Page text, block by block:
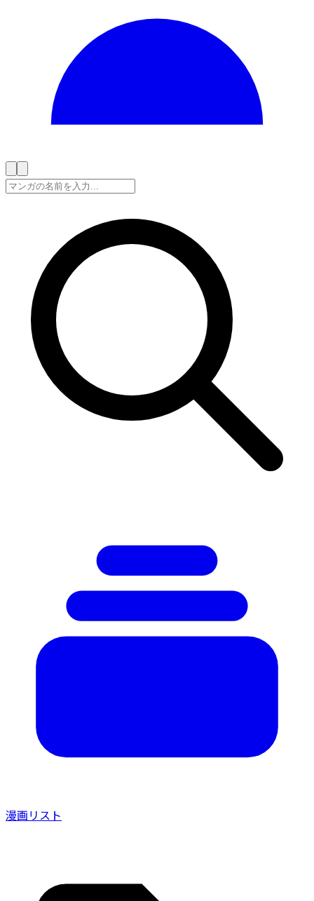
漫画リスト